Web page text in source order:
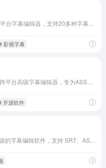
影视字幕
开源软件